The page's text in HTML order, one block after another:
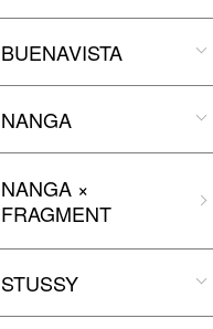
BUENAVISTA
NANGA
NANGA ×
FRAGMENT
STUSSY